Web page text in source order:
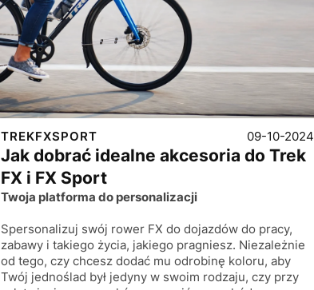
TREKFXSPORT 09-10-2024
Jak dobrać idealne akcesoria do Trek
FX i FX Sport
Twoja platforma do personalizacji
Spersonalizuj swój rower FX do dojazdów do pracy,
zabawy i takiego życia, jakiego pragniesz. Niezależnie
od tego, czy chcesz dodać mu odrobinę koloru, aby
Twój jednoślad był jedyny w swoim rodzaju, czy przy